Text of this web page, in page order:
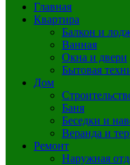
Главная
Квартира
Балкон и
Ванная
Окна и двери
Бытовая
Дом
Баня
Беседки и
Веранда и
Ремонт
Наружная